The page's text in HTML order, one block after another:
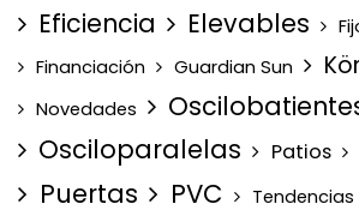
Eficiencia Elevables
Financiación
Guardian Sun
Novedades
Osciloparalelas
Patios
Puertas PVC Tendencias